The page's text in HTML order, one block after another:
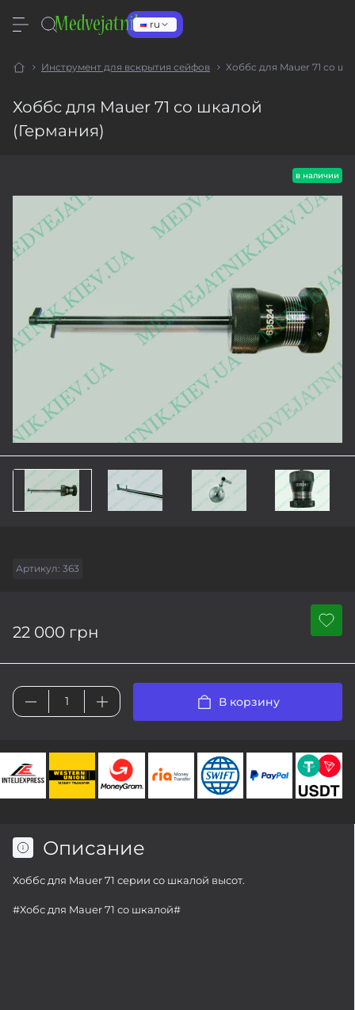
ru
Инструмент для вскрытия сейфов Хоббс для Mauer 71 со
Хоббс для Mauer 71 со шкалой
(Германия)
в наличии
Артикул: 363
22 000 грн
В корзину
Описание
Хоббс для Mauer 71 серии со шкалой высот.
#Хобс для Mauer 71 со шкалой#